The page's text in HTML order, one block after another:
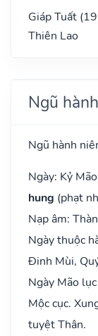
Giáp Tuất
Thiên Lao
Ngũ
Ngũ hành
Ngày: Kỷ
hung (phạt
Nạp âm:
Ngày thuộc
Đinh Mùi,
Ngày Mão
Mộc cục.
tuyệt Thân.